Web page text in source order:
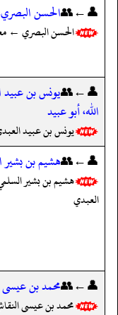
👤←👥الحسن
الحسن البصري ←
👤←👥يونس بن عبيد
الله، أبو عبيد
يونس بن عبيد
👤←👥هشيم بن بشير
هشيم بن بشير
العبدي
👤←👥محمد بن عيسى
محمد بن عيسى